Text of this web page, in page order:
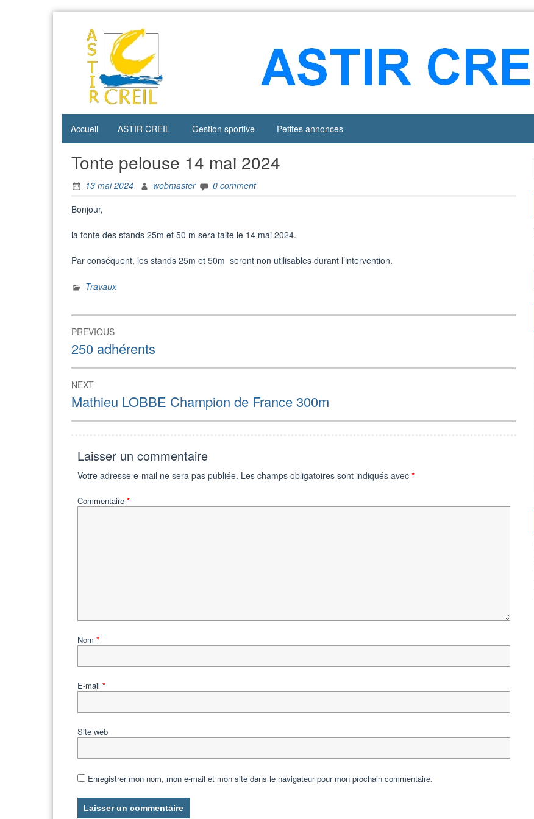
Accueil ASTIR CREIL Gestion sportive Petites annonces
Tonte pelouse 14 mai 2024
13 mai 2024 webmaster
0 comment
Bonjour,
la tonte des stands 25m et 50 m sera faite le 14 mai 2024.
Par conséquent, les stands 25m et 50m seront non utilisables durant l’intervention.
Travaux
Navigation
de
l’article
PREVIOUS
Previous
post:
250 adhérents
NEXT
Next
post:
Mathieu LOBBE Champion de France 300m
Laisser un commentaire
Votre adresse e-mail ne sera pas publiée. Les champs obligatoires sont indiqués avec *
Commentaire *
Nom *
E-mail *
Site web
Enregistrer mon nom, mon e-mail et mon site dans le navigateur pour mon prochain commentaire.